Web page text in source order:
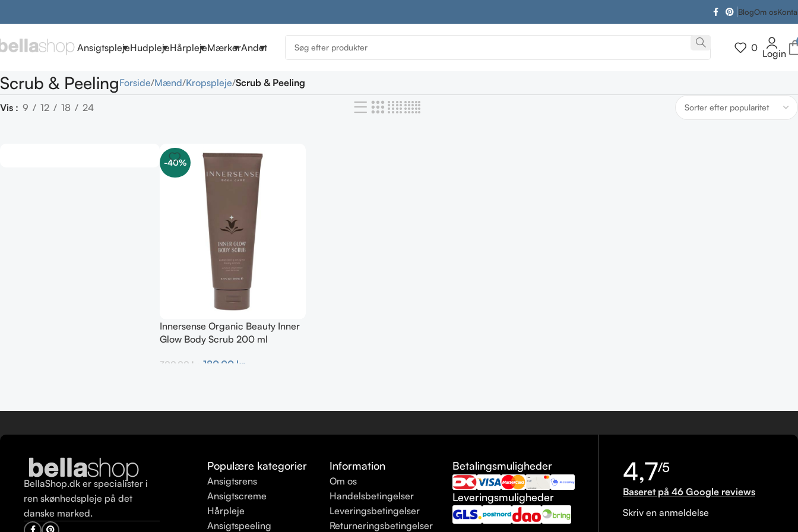
BlogOm os
AnsigtsplejeHudplejeHårplejeMærkerAndet 0 Login
Scrub & PeelingForside Mænd Kropspleje Scrub & Peeling
Vis 9 12 18 24
-40%
Innersense Organic Beauty Inner
Glow Body Scrub 200 ml
300,00 kr. 180,00 kr.
BellaShop.dk er specialister i
ren skønhedspleje på det
danske marked.
Populære kategorier
Ansigtsrens
Ansigtscreme
Hårpleje
Ansigtspeeling
Information
Om os
Handelsbetingelser
Leveringsbetingelser
Returneringsbetingelser
Betalingsmuligheder
Leveringsmuligheder
4,7/5
Baseret på 46 Google reviews
Skriv en anmeldelse